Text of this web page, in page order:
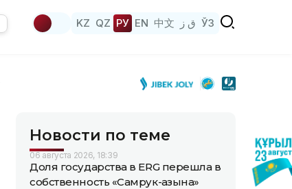
KZ QZ РУ EN 中文 ق ز ЎЗ
Новости по теме
06 августа 2026, 18:39
Доля государства в ERG перешла в
собственность «Самрук-Қазына»